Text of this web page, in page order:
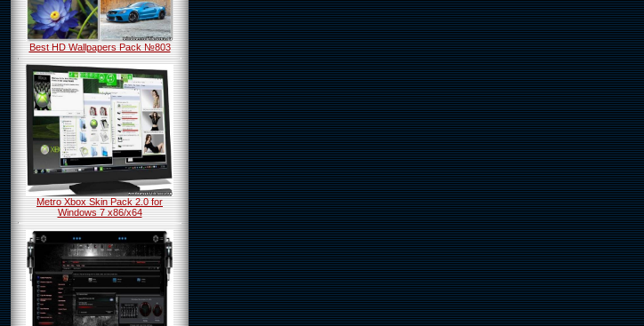
Best HD Wallpapers Pack №803
Metro Xbox Skin Pack 2.0 for
Windows 7 x86/x64